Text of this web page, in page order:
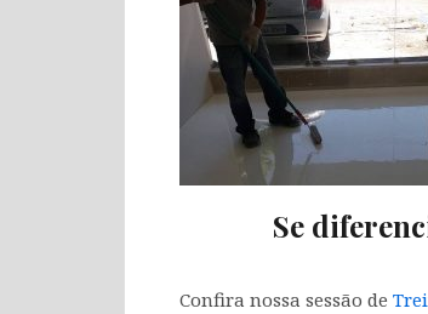
Se
Confira nossa sessão de